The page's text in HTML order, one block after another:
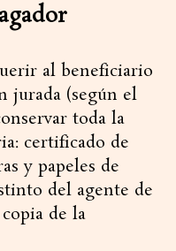
al beneficiario
jurada (según el
toda la
certificado de
y papeles de
del agente de
de la